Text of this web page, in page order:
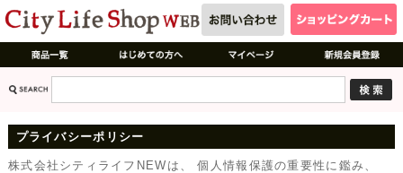
プライバシーポリシー
株式会社シティライフNEWは、 個人情報保護の重要性に鑑み、